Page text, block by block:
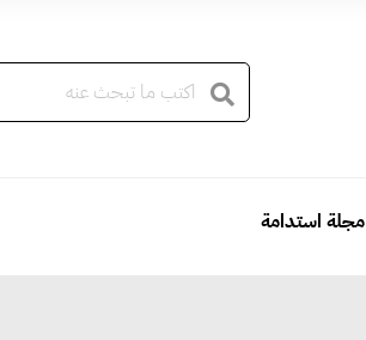
مجلة استدامة